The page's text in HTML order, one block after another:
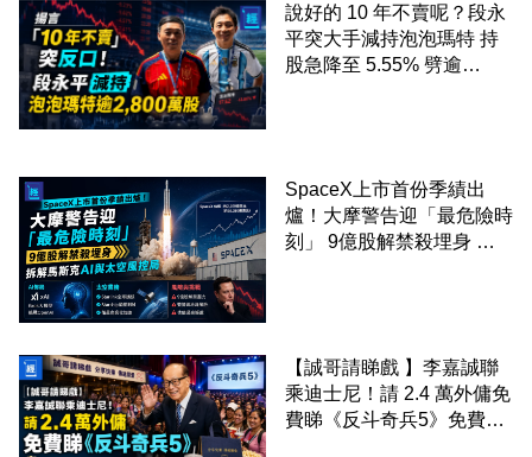
說好的 10 年不賣呢？段永
平突大手減持泡泡瑪特 持
股急降至 5.55% 劈逾
SpaceX上市首份季績出
爐！大摩警告迎「最危險時
刻」 9億股解禁殺埋身 拆
【誠哥請睇戲 】李嘉誠聯
乘迪士尼！請 2.4 萬外傭免
費睇《反斗奇兵5》免費包